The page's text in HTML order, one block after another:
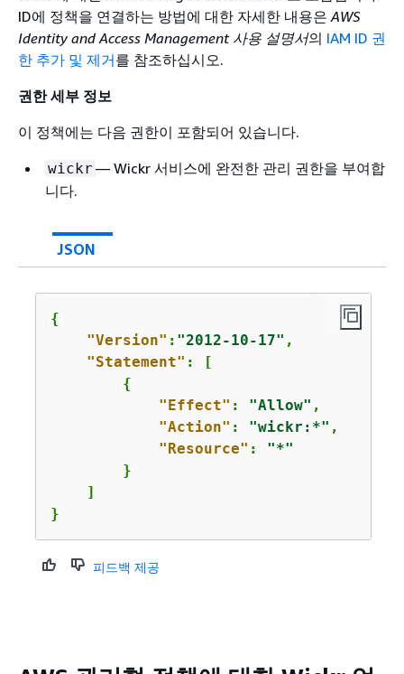
ID에 정책을 연결하는 방법에 대한 자세한 내용은 AWS
Identity and Access Management 사용 설명서의 IAM ID 권
한 추가 및 제거를 참조하십시오.
권한 세부 정보
이 정책에는 다음 권한이 포함되어 있습니다.
wickr — Wickr 서비스에 완전한 관리 권한을 부여합
니다.
JSON
{
"Version" : "2012-10-17" ,
"Statement" : [
{
"Effect" : "Allow" ,
"Action" : "wickr:*" ,
"Resource" : "*"
        }
    ]
}
피드백 제공